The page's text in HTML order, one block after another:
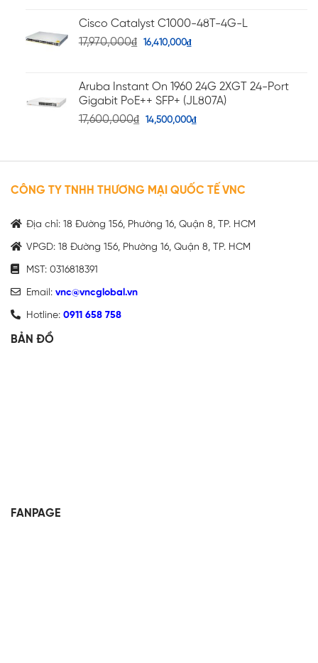
Cisco Catalyst C1000-48T-4G-L
17,970,000₫ 16,410,000₫
Aruba Instant On 1960 24G 2XGT 24-Port
Gigabit PoE++ SFP+ (JL807A)
17,600,000₫ 14,500,000₫
CÔNG TY TNHH THƯƠNG MẠI QUỐC TẾ VNC
Địa chỉ: 18 Đường 156, Phường 16, Quận 8, TP. HCM
VPGD: 18 Đường 156, Phường 16, Quận 8, TP. HCM
MST: 0316818391
Email: vnc@vncglobal.vn
Hotline: 0911 658 758
BẢN ĐỒ
FANPAGE